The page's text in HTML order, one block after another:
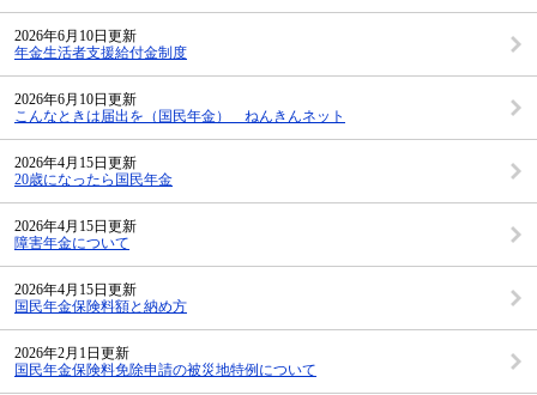
2026年6月10日更新
年金生活者支援給付金制度
2026年6月10日更新
こんなときは届出を（国民年金） ねんきんネット
2026年4月15日更新
20歳になったら国民年金
2026年4月15日更新
障害年金について
2026年4月15日更新
国民年金保険料額と納め方
2026年2月1日更新
国民年金保険料免除申請の被災地特例について